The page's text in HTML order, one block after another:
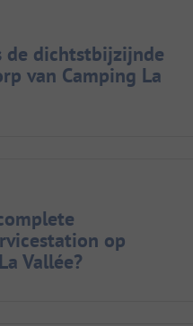
de dichtstbijzijnde
van Camping La
op
Vallée?